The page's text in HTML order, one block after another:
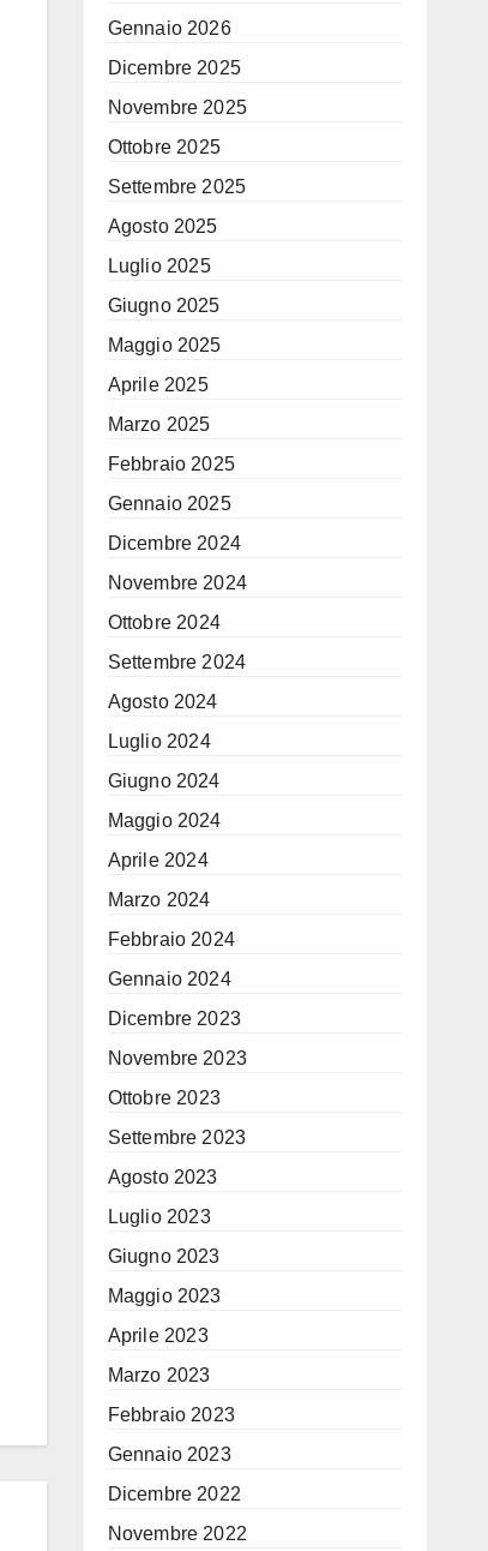
Gennaio 2026
Dicembre 2025
Novembre 2025
Ottobre 2025
Settembre 2025
Agosto 2025
Luglio 2025
Giugno 2025
Maggio 2025
Aprile 2025
Marzo 2025
Febbraio 2025
Gennaio 2025
Dicembre 2024
Novembre 2024
Ottobre 2024
Settembre 2024
Agosto 2024
Luglio 2024
Giugno 2024
Maggio 2024
Aprile 2024
Marzo 2024
Febbraio 2024
Gennaio 2024
Dicembre 2023
Novembre 2023
Ottobre 2023
Settembre 2023
Agosto 2023
Luglio 2023
Giugno 2023
Maggio 2023
Aprile 2023
Marzo 2023
Febbraio 2023
Gennaio 2023
Dicembre 2022
Novembre 2022